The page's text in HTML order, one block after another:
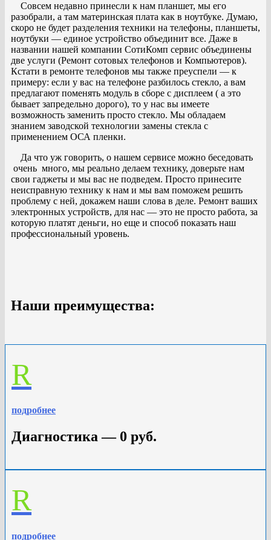
Совсем недавно принесли к нам планшет, мы его
разобрали, а там материнская плата как в ноутбуке. Думаю,
скоро не будет разделения техники на телефоны, планшеты,
ноутбуки — единое устройство объединит все. Даже в
названии нашей компании СотиКомп сервис объединены
две услуги (Ремонт сотовых телефонов и Компьютеров).
Кстати в ремонте телефонов мы также преуспели — к
примеру: если у вас на телефоне разбилось стекло, а вам
предлагают поменять модуль в сборе с дисплеем ( а это
бывает запредельно дорого), то у нас вы имеете
возможность заменить просто стекло. Мы обладаем
знанием заводской технологии замены стекла с
применением ОСА пленки.
Да что уж говорить, о нашем сервисе можно беседовать
очень много, мы реально делаем технику, доверьте нам
свои гаджеты и мы вас не подведем. Просто принесите
неисправную технику к нам и мы вам поможем решить
проблему с ней, докажем наши слова в деле. Ремонт ваших
электронных устройств, для нас — это не просто работа, за
которую платят деньги, но еще и способ показать наш
профессиональный уровень.
Наши преимущества:
R
подробнее
Диагностика — 0 руб.
R
подробнее